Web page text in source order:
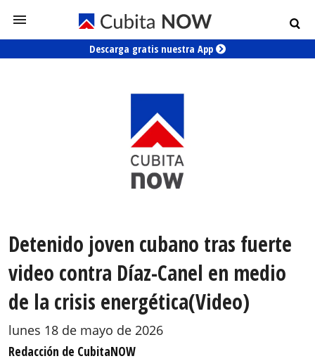
Descarga gratis nuestra App
Detenido joven cubano tras fuerte
video contra Díaz-Canel en medio
de la crisis energética(Video)
lunes 18 de mayo de 2026
Redacción de CubitaNOW